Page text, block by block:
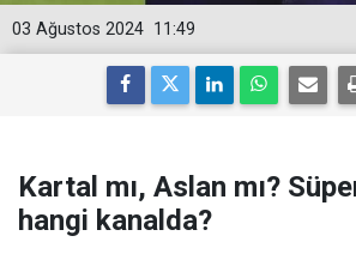
11:49
03 Ağustos 2024
Kartal mı, Aslan mı?
hangi kanalda?